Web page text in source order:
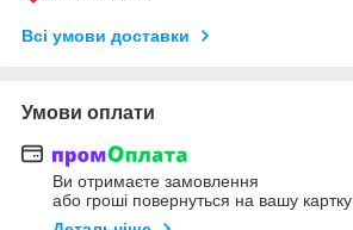
Всі умови доставки
Умови оплати
Ви отримаєте замовлення
або гроші повернуться на вашу картку